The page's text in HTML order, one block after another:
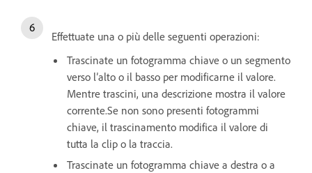
Effettuate una o più delle seguenti operazioni:
Trascinate un fotogramma chiave o un segmento
verso l’alto o il basso per modificarne il valore.
Mentre trascini, una descrizione mostra il valore
corrente.Se non sono presenti fotogrammi
chiave, il trascinamento modifica il valore di
tutta la clip o la traccia.
Trascinate un fotogramma chiave a destra o a